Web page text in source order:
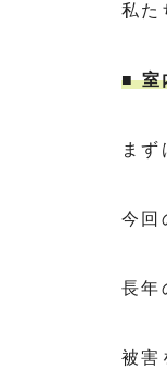
私た
■ 室
まず
今回
長年
被害